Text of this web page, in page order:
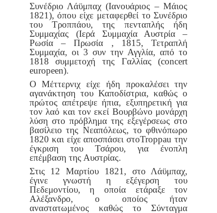
Συνέδριο Λάϋμπαχ (Ιανουάριος – Μάιος
1821), όπου είχε μεταφερθεί το Συνέδριο
του Τροππάου, της πενταπλής ήδη
Συμμαχίας (Ιερά Συμμαχία Αυστρία –
Ρωσία – Πρωσία , 1815, Τετραπλή
Συμμαχία, οι 3 συν την Αγγλία, από το
1818 συμμετοχή της Γαλλίας (concert
europeen).
Ο Μέττερνιχ είχε ήδη προκαλέσει την
αγανάκτηση του Καποδίστρια, καθώς ο
πρώτος απέτρεψε ήπια, εξυπηρετική για
τον λαό και τον εκεί Βουρβώνο μονάρχη
λύση στο πρόβλημα της εξεγέρσεως στο
βασίλειο της Νεαπόλεως, το φθινόπωρο
1820 και είχε αποσπάσει στοTroppau την
έγκριση του Τσάρου, για ένοπλη
επέμβαση της Αυστρίας.
Στις 12 Μαρτίου 1821, στο Λάϋμπαχ,
έγινε γνωστή η εξέγερση του
Πεδεμοντίου, η οποία ετάραξε τον
Αλέξανδρο, ο οποίος ήταν
αναστατωμένος καθώς το Σύνταγμα